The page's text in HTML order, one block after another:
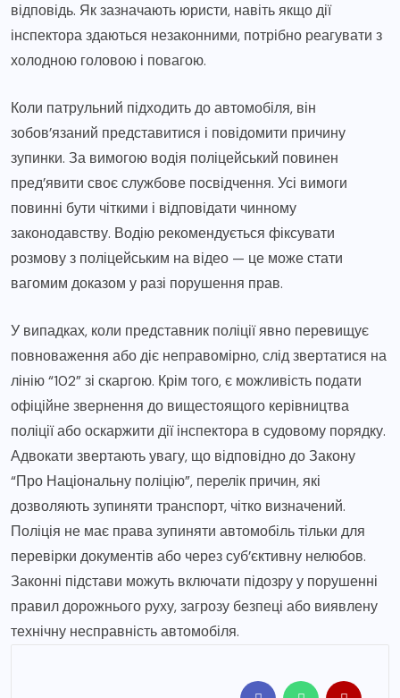
відповідь. Як зазначають юристи, навіть якщо дії
інспектора здаються незаконними, потрібно реагувати з
холодною головою і повагою.
Коли патрульний підходить до автомобіля, він
зобов’язаний представитися і повідомити причину
зупинки. За вимогою водія поліцейський повинен
пред’явити своє службове посвідчення. Усі вимоги
повинні бути чіткими і відповідати чинному
законодавству. Водію рекомендується фіксувати
розмову з поліцейським на відео — це може стати
вагомим доказом у разі порушення прав.
У випадках, коли представник поліції явно перевищує
повноваження або діє неправомірно, слід звертатися на
лінію “102” зі скаргою. Крім того, є можливість подати
офіційне звернення до вищестоящого керівництва
поліції або оскаржити дії інспектора в судовому порядку.
Адвокати звертають увагу, що відповідно до Закону
“Про Національну поліцію”, перелік причин, які
дозволяють зупиняти транспорт, чітко визначений.
Поліція не має права зупиняти автомобіль тільки для
перевірки документів або через суб’єктивну нелюбов.
Законні підстави можуть включати підозру у порушенні
правил дорожнього руху, загрозу безпеці або виявлену
технічну несправність автомобіля.